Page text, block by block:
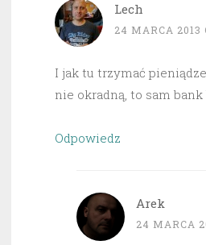
Lech
24 MARCA 2013
I jak tu trzymać
nie okradną, to sam
Odpowiedz
Arek
24 MARCA